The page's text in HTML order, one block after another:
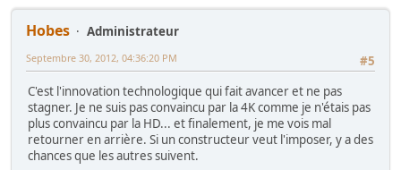
Hobes
Administrateur
#5
Septembre 30, 2012, 04:36:20 PM
C'est l'innovation technologique qui fait avancer et ne pas
stagner. Je ne suis pas convaincu par la 4K comme je n'étais pas
plus convaincu par la HD... et finalement, je me vois mal
retourner en arrière. Si un constructeur veut l'imposer, y a des
chances que les autres suivent.